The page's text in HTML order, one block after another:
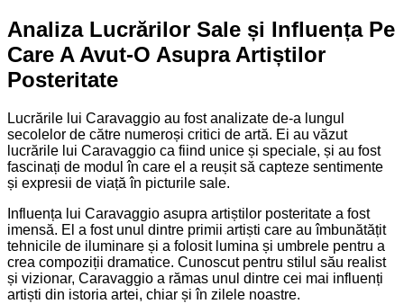
Analiza Lucrărilor Sale și Influența Pe
Care A Avut-O Asupra Artiștilor
Posteritate
Lucrările lui Caravaggio au fost analizate de-a lungul
secolelor de către numeroși critici de artă. Ei au văzut
lucrările lui Caravaggio ca fiind unice și speciale, și au fost
fascinați de modul în care el a reușit să capteze sentimente
și expresii de viață în picturile sale.
Influența lui Caravaggio asupra artiștilor posteritate a fost
imensă. El a fost unul dintre primii artiști care au îmbunătățit
tehnicile de iluminare și a folosit lumina și umbrele pentru a
crea compoziții dramatice. Cunoscut pentru stilul său realist
și vizionar, Caravaggio a rămas unul dintre cei mai influenți
artiști din istoria artei, chiar și în zilele noastre.